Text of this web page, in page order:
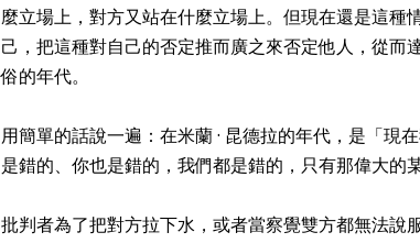
麼立場上，對方又站在什麼立場上。但現在還是這種
己，把這種對自己的否定推而廣之來否定他人，從而
俗的年代。
用簡單的話說一遍：在米蘭 · 昆德拉的年代，是「現
是錯的、你也是錯的，我們都是錯的，只有那偉大的
批判者為了把對方拉下水，或者當察覺雙方都無法說